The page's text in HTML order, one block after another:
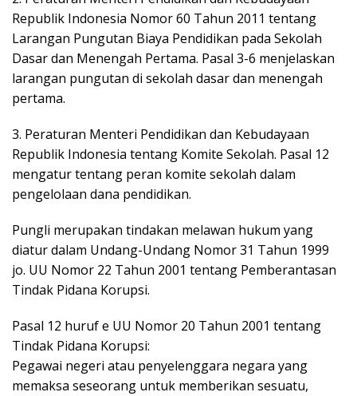
Republik Indonesia Nomor 60 Tahun 2011 tentang
Larangan Pungutan Biaya Pendidikan pada Sekolah
Dasar dan Menengah Pertama. Pasal 3-6 menjelaskan
larangan pungutan di sekolah dasar dan menengah
pertama.
3. Peraturan Menteri Pendidikan dan Kebudayaan
Republik Indonesia tentang Komite Sekolah. Pasal 12
mengatur tentang peran komite sekolah dalam
pengelolaan dana pendidikan.
Pungli merupakan tindakan melawan hukum yang
diatur dalam Undang-Undang Nomor 31 Tahun 1999
jo. UU Nomor 22 Tahun 2001 tentang Pemberantasan
Tindak Pidana Korupsi.
Pasal 12 huruf e UU Nomor 20 Tahun 2001 tentang
Tindak Pidana Korupsi:
Pegawai negeri atau penyelenggara negara yang
memaksa seseorang untuk memberikan sesuatu,